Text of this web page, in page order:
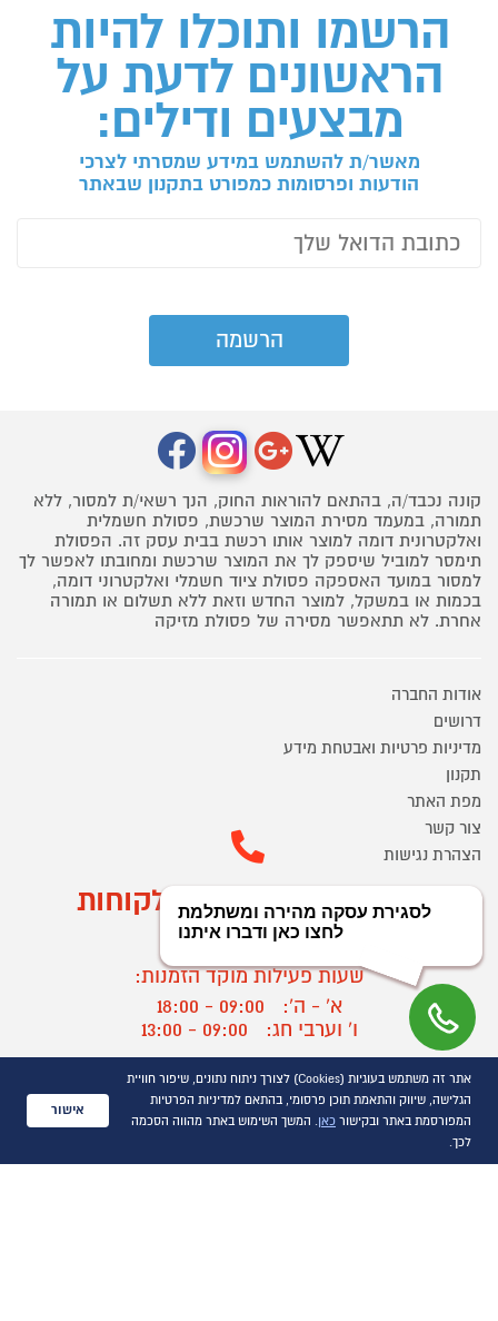
הרשמו ותוכלו להיות
הראשונים לדעת על
מבצעים ודילים:
מאשר/ת להשתמש במידע שמסרתי לצרכי
הודעות ופרסומות כמפורט בתקנון שבאתר
קונה נכבד/ה, בהתאם להוראות החוק, הנך רשאי/ת למסור, ללא
תמורה, במעמד מסירת המוצר שרכשת, פסולת חשמלית
ואלקטרונית דומה למוצר אותו רכשת בבית עסק זה. הפסולת
תימסר למוביל שיספק לך את המוצר שרכשת ומחובתו לאפשר לך
למסור במועד האספקה פסולת ציוד חשמלי ואלקטרוני דומה,
בכמות או במשקל, למוצר החדש וזאת ללא תשלום או תמורה
אחרת. לא תתאפשר מסירה של פסולת מזיקה
אודות החברה
דרושים
מדיניות פרטיות ואבטחת מידע
תקנון
מפת האתר
צור קשר
הצהרת נגישות
מוקד הזמנות ושירות לקוחות
03-9545370
שעות פעילות מוקד הזמנות:
א' - ה':
09:00 - 18:00
ו' וערבי חג:
09:00 - 13:00
א' - ד':
09:00 - 16:30
ה :
09:00 - 16:00
אתר זה משתמש בעוגיות (Cookies) לצורך ניתוח נתונים, שיפור חוויית
הגלישה, שיווק והתאמת תוכן פרסומי, בהתאם למדיניות הפרטיות
המפורסמת באתר ובקישור כאן. המשך השימוש באתר מהווה הסכמה
לכך.
אישור